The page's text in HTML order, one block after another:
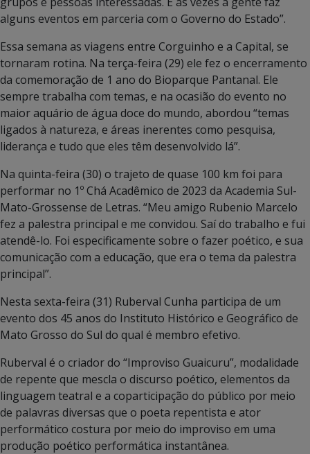
alguns eventos em parceria com o Governo do Estado”.
Essa semana as viagens entre Corguinho e a Capital, se
tornaram rotina. Na terça-feira (29) ele fez o encerramento
da comemoração de 1 ano do Bioparque Pantanal. Ele
sempre trabalha com temas, e na ocasião do evento no
maior aquário de água doce do mundo, abordou “temas
ligados à natureza, e áreas inerentes como pesquisa,
liderança e tudo que eles têm desenvolvido lá”.
Na quinta-feira (30) o trajeto de quase 100 km foi para
performar no 1º Chá Acadêmico de 2023 da Academia Sul-
Mato-Grossense de Letras. “Meu amigo Rubenio Marcelo
fez a palestra principal e me convidou. Saí do trabalho e fui
atendê-lo. Foi especificamente sobre o fazer poético, e sua
comunicação com a educação, que era o tema da palestra
principal”.
Nesta sexta-feira (31) Ruberval Cunha participa de um
evento dos 45 anos do Instituto Histórico e Geográfico de
Mato Grosso do Sul do qual é membro efetivo.
Ruberval é o criador do “Improviso Guaicuru”, modalidade
de repente que mescla o discurso poético, elementos da
linguagem teatral e a coparticipação do público por meio
de palavras diversas que o poeta repentista e ator
performático costura por meio do improviso em uma
produção poético performática instantânea.